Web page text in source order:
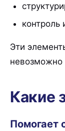
контроль
Эти
невозможно
Какие
Помогает